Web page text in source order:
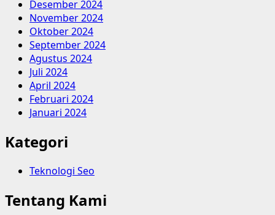
Desember 2024
November 2024
Oktober 2024
September 2024
Agustus 2024
Juli 2024
April 2024
Februari 2024
Januari 2024
Kategori
Teknologi Seo
Tentang Kami